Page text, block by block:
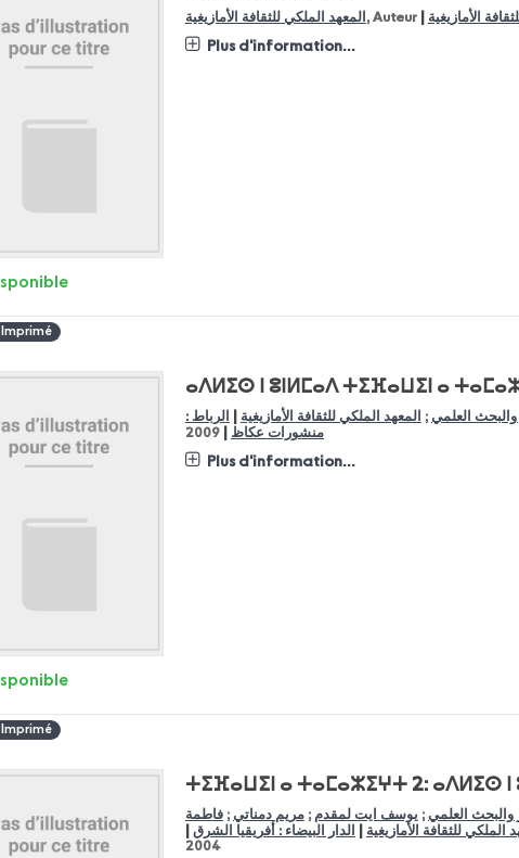
المعهد الملكي للثقافة الأمازيغية , Auteur الأمازيغية
Plus d'information...
ⴰⴷⵍⵉⵙ ⵏ ⵓⵏⵍⵎⴰⴷ ⵜⵉⴼⴰⵡⵉⵏ ⴰ
والبحث العلمي ; المعهد الملكي للثقافة الأمازيغية
الرباط :
منشورات عكاظ
|
2009
Plus d'information...
ⵜⵉⴼⴰⵡⵉⵏ ⴰ ⵜⴰⵎⴰⵣⵉⵖⵜ 2: ⴰⴷⵍⵉⵙ ⵏ
والبحث العلمي ; يوسف ايت لمقدم ;مريم دمناتي ;فاطمة
الملكي للثقافة الأمازيغية الدار البيضاء : أفريقيا الشرق
2004